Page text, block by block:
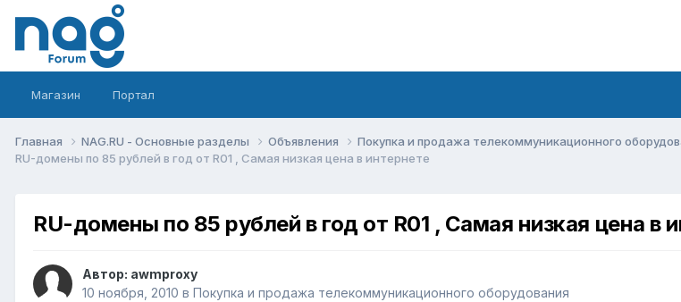
Магазин Портал
Главная NAG.RU - Основные разделы Объявления
Покупка и продажа телекоммуникационного
RU-домены по 85 рублей в год от R01 , Самая низкая цена в интернете
RU-домены по 85 рублей в год от R01 , Самая низкая цена в
Автор: awmproxy
10 ноября, 2010 в Покупка и продажа телекоммуникационного оборудования